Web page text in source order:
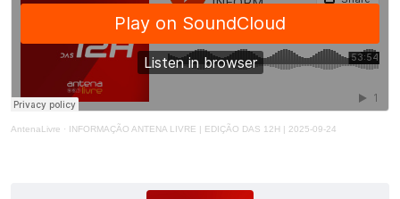
AntenaLivre · INFORMAÇÃO ANTENA LIVRE | EDIÇÃO DAS 12H | 2025-09-24